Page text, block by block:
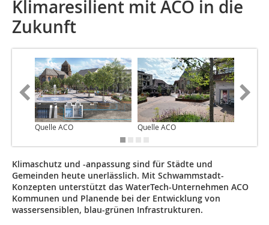
Klimaresilient mit ACO in die
Zukunft
Quelle ACO Quelle ACO
Klimaschutz und -anpassung sind für Städte und
Gemeinden heute unerlässlich. Mit Schwammstadt-
Konzepten unterstützt das WaterTech-Unternehmen ACO
Kommunen und Planende bei der Entwicklung von
wassersensiblen, blau-grünen Infrastrukturen.